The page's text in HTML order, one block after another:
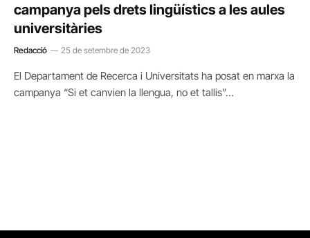
campanya pels drets lingüístics a les aules
universitàries
Redacció 25 de setembre de 2023
El Departament de Recerca i Universitats ha posat en marxa la
campanya “Si et canvien la llengua, no et tallis”…